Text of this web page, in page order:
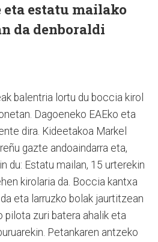
estatu mailako
da denboraldi
balentria lortu du boccia kirol
Dagoeneko EAEko eta
dira. Kideetakoa Markel
gazte andoaindarra eta,
du: Estatu mailan, 15 urterekin
kirolaria da. Boccia kantxa
eta larruzko bolak jaurtitzean
zuri batera ahalik eta
Petankaren antzeko